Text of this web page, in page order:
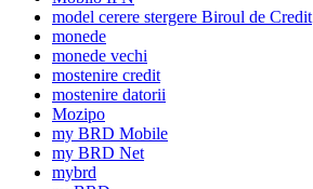
model cerere stergere Biroul de Credit
monede
monede vechi
mostenire credit
mostenire datorii
Mozipo
my BRD Mobile
my BRD Net
mybrd